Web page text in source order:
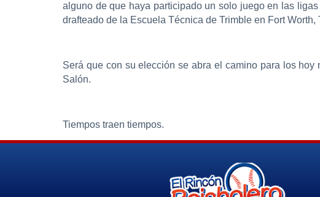
alguno de que haya participado un solo juego en las
drafteado de la Escuela Técnica de Trimble en Fort Worth,
Será que con su elección se abra el camino para los
Salón.
Tiempos traen tiempos.